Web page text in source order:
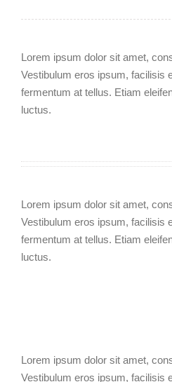
Lorem ipsum dolor sit amet,
Vestibulum eros ipsum, facilisis
fermentum at tellus. Etiam
luctus.
Lorem ipsum dolor sit amet,
Vestibulum eros ipsum, facilisis
fermentum at tellus. Etiam
luctus.
Lorem ipsum dolor sit amet,
Vestibulum eros ipsum, facilisis